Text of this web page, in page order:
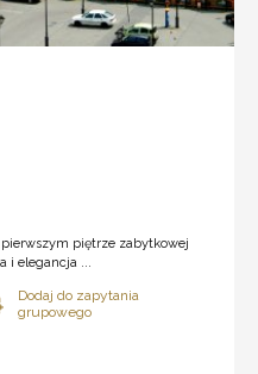
piętrze zabytkowej
i elegancja ...